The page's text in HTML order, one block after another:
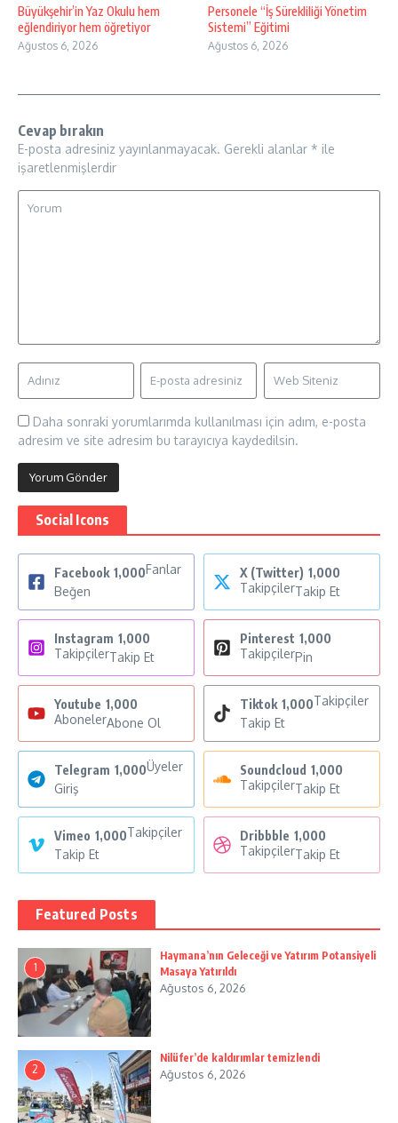
Büyükşehir’in Yaz Okulu hem
eğlendiriyor hem öğretiyor
Ağustos 6, 2026
Personele “İş Sürekliliği Yönetim
Sistemi” Eğitimi
Ağustos 6, 2026
Cevap bırakın
E-posta adresiniz yayınlanmayacak. Gerekli alanlar * ile
işaretlenmişlerdir
Daha sonraki yorumlarımda kullanılması için adım, e-posta
adresim ve site adresim bu tarayıcıya kaydedilsin.
Social Icons
Facebook 1,000Fanlar
Beğen
X (Twitter) 1,000
TakipçilerTakip Et
Instagram 1,000
TakipçilerTakip Et
Pinterest 1,000
TakipçilerPin
Youtube 1,000
AbonelerAbone Ol
Tiktok 1,000Takipçiler
Takip Et
Telegram 1,000Üyeler
Giriş
Soundcloud 1,000
TakipçilerTakip Et
Vimeo 1,000Takipçiler
Takip Et
Dribbble 1,000
TakipçilerTakip Et
Featured Posts
1
Haymana’nın Geleceği ve Yatırım Potansiyeli
Masaya Yatırıldı
Ağustos 6, 2026
2
Nilüfer’de kaldırımlar temizlendi
Ağustos 6, 2026